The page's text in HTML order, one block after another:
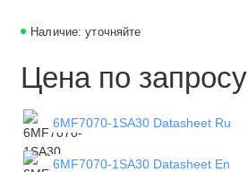
Наличие: уточняйте
Цена по запросу
6MF7070-1SA30 Datasheet Ru
6MF7070-1SA30 Datasheet En